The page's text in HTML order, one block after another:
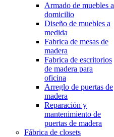
Armado de muebles a
domicilio
Diseño de muebles a
medida
Fabrica de mesas de
madera
Fabrica de escritorios
de madera para
oficina
Arreglo de puertas de
madera
Reparación y
mantenimiento de
puertas de madera
Fábrica de closets